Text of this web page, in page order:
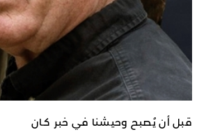
قبل أن يُصبح وحيشنا في خبر كـان